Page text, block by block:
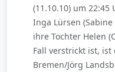
(11.10.10) um 22:45
Inga Lürsen
ihre Tochter Helen
Fall verstrickt ist,
Bremen/Jörg